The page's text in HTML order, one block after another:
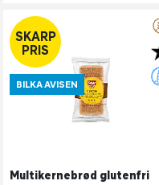
SKARP
PRIS
BILKA AVISEN
Multikernebrød glutenfri